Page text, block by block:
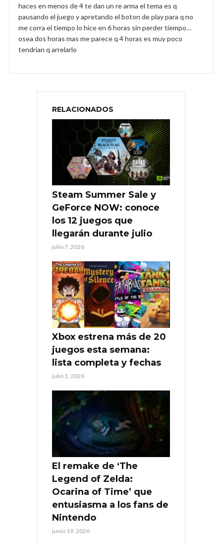
haces en menos de 4 te dan un re arma el tema es q
pausando el juego y apretando el boton de play para q no
me corra el tiempo lo hice en 6 horas sin perder tiempo…
osea dos horas mas me parece q 4 horas es muy poco
tendrian q arrelarlo
RELACIONADOS
Steam Summer Sale y
GeForce NOW: conoce
los 12 juegos que
llegarán durante julio
julio 7, 2026
Xbox estrena más de 20
juegos esta semana:
lista completa y fechas
julio 1, 2026
El remake de ‘The
Legend of Zelda:
Ocarina of Time’ que
entusiasma a los fans de
Nintendo
junio 19, 2026